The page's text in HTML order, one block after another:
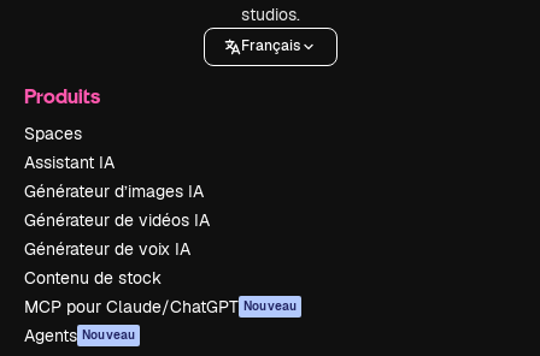
studios.
Français
Produits
Spaces
Assistant IA
Générateur d’images IA
Générateur de vidéos IA
Générateur de voix IA
Contenu de stock
MCP pour Claude/ChatGPT Nouveau
Agents Nouveau